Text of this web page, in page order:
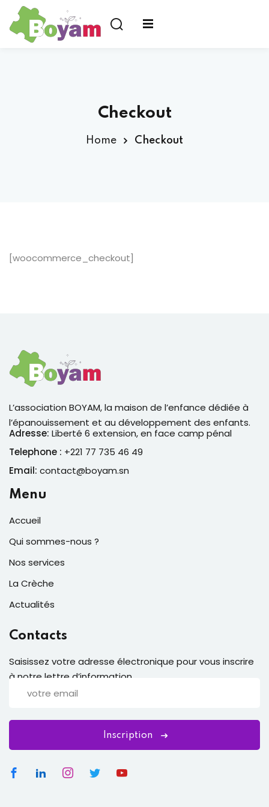
Checkout
Home Checkout
[woocommerce_checkout]
L’association BOYAM, la maison de l’enfance dédiée à
l’épanouissement et au développement des enfants.
Adresse: Liberté 6 extension, en face camp pénal
Telephone : +221 77 735 46 49
Email: contact@boyam.sn
Menu
Accueil
Qui sommes-nous ?
Nos services
La Crèche
Actualités
Contacts
Saisissez votre adresse électronique pour vous inscrire
à notre lettre d’information
Inscription